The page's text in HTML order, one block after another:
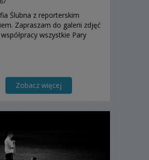
Ślubna z reporterskim
Zapraszam do galerii zdjęć
wszystkie Pary
Zobacz więcej